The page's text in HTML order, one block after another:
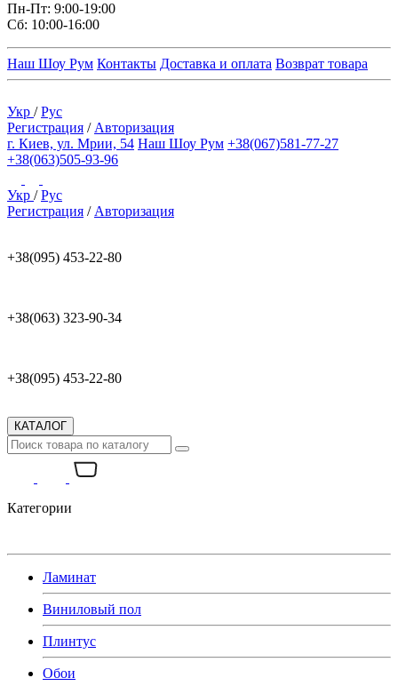
Пн-Пт: 9:00-19:00
Сб: 10:00-16:00
Наш Шоу Рум Контакты Доставка и оплата Возврат товара
Укр /Рус
Регистрация / Авторизация
г. Киев, ул. Мрии, 54 Наш Шоу Рум +38(067)581-77-27
+38(063)505-93-96
Укр /Рус
Регистрация / Авторизация
+38(095) 453-22-80
+38(063) 323-90-34
+38(095) 453-22-80
КАТАЛОГ
Категории
Ламинат
Виниловый пол
Плинтус
Обои